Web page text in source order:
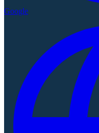
Google